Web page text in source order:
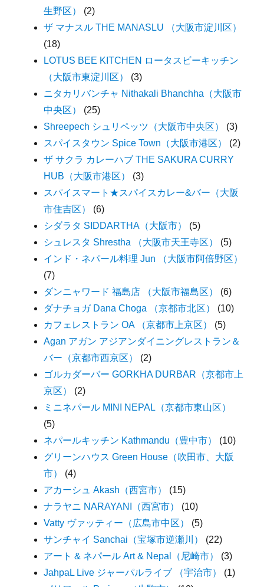
生野区）
(2)
ザ マナスル THE MANASLU （大阪市淀川区）
(18)
LOTUS BEE KITCHEN ロータスビーキッチン
（大阪市東淀川区）
(3)
ニタカリバンチャ Nithakali Bhanchha（大阪市
中央区）
(25)
Shreepech シュリペッツ（大阪市中央区）
(3)
スパイスタウン Spice Town（大阪市港区）
(2)
ザ サクラ カレーハブ THE SAKURA CURRY
HUB（大阪市港区）
(3)
スパイスマート★スパイスカレー&バー（大阪
市住吉区）
(6)
シダラタ SIDDARTHA（大阪市）
(5)
シュレスタ Shrestha （大阪市天王寺区）
(5)
インド・ネパール料理 Jun （大阪市阿倍野区）
(7)
ダンニャワード 福島店 （大阪市福島区）
(6)
ダナチョガ Dana Choga （京都市北区）
(10)
カフェレストラン OA （京都市上京区）
(5)
Agan アガン アジアンダイニングレストラン＆
バー（京都市西京区）
(2)
ゴルカダーバー GORKHA DURBAR（京都市上
京区）
(2)
ミニネパール MINI NEPAL（京都市東山区）
(5)
ネパールキッチン Kathmandu（豊中市）
(10)
グリーンハウス Green House（吹田市、大阪
市）
(4)
アカーシュ Akash（西宮市）
(15)
ナラヤニ NARAYANI（西宮市）
(10)
Vatty ヴァッティー（広島市中区）
(5)
サンチャイ Sanchai（宝塚市逆瀬川）
(22)
アート & ネパール Art & Nepal（尼崎市）
(3)
JahpaL Live ジャーパルライブ （宇治市）
(1)